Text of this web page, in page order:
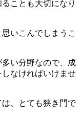
ことも大切になり
いこんでしまうこ
い分野なので、成
なければいけませ
、とても狭き門で